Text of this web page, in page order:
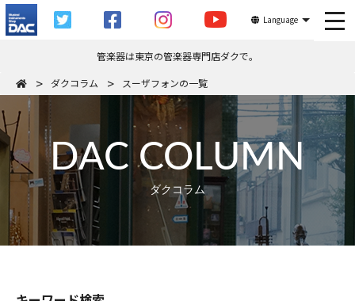
Language
管楽器は東京の管楽器専門店ダクで。
ダクコラム
スーザフォンの一覧
DAC COLUMN
ダクコラム